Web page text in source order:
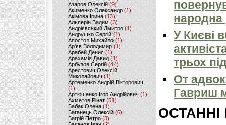
Азаров Олексій (9)
Акименко Олександр(1)
Акімова Ірина(13)
Альперін Вадим (3)
Андрієвський Дмитро(1)
Андрушко Сергій(1)
Апостол Михайло(1)
Ар'єв Володимир (1)
Арабей Денис(1)
Арахамія Давид (1)
Арбузов Сергій (44)
Арестович Олексій
Миколайович(1)
Артеменко Андрій Вікторович
(1)
Артюшенко Ігор Андрійович(1)
Ахметов Рінат(51)
Бабак Олена(1)
Баганець Олексій(6)
Багрій Петро (3)
народна
У Києві
трьох
От
Гавриш
ОСТАННІ